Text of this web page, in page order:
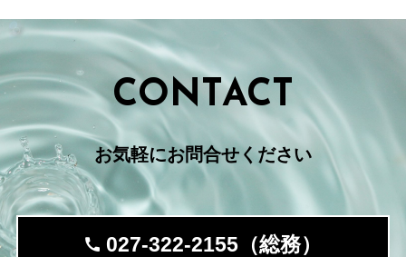
CONTACT
お気軽にお問合せください
027-322-2155（総務）